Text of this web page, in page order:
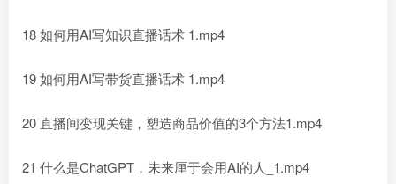
18 如何用AI写知识直播话术 1.mp4
19 如何用AI写带货直播话术 1.mp4
20 直播间变现关键，塑造商品价值的3个方法1.mp4
21 什么是ChatGPT，未来厘于会用AI的人_1.mp4